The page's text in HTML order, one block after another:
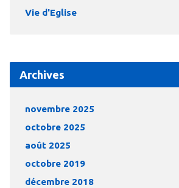
Vie d'Eglise
Archives
novembre 2025
octobre 2025
août 2025
octobre 2019
décembre 2018